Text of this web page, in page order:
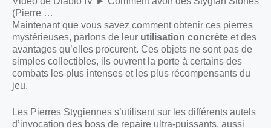
(Pierre …
Maintenant que vous savez comment obtenir ces pierres
mystérieuses, parlons de leur utilisation concrète et des
avantages qu’elles procurent. Ces objets ne sont pas de
simples collectibles, ils ouvrent la porte à certains des
combats les plus intenses et les plus récompensants du
jeu.
Les Pierres Stygiennes s’utilisent sur les différents autels
d’invocation des boss de repaire ultra-puissants, aussi